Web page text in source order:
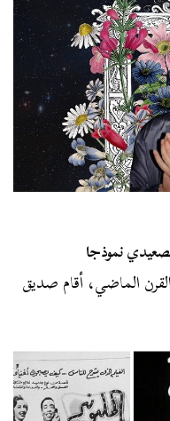
نموذجا
الماضي، أقام صديق